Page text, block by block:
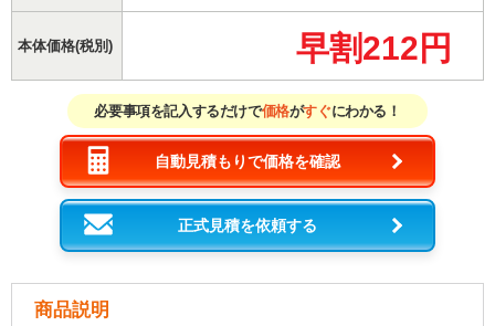
本体価格(税別) 早割212円
必要事項を記入するだけで価格がすぐにわかる！
自動見積もりで価格を確認
正式見積を依頼する
商品説明